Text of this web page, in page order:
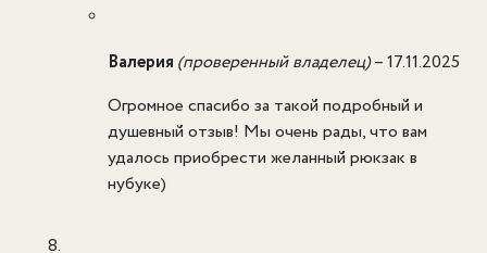
Валерия (проверенный владелец)–17.11.2025
Огромное спасибо за такой подробный и
душевный отзыв! Мы очень рады, что вам
удалось приобрести желанный рюкзак в
нубуке)